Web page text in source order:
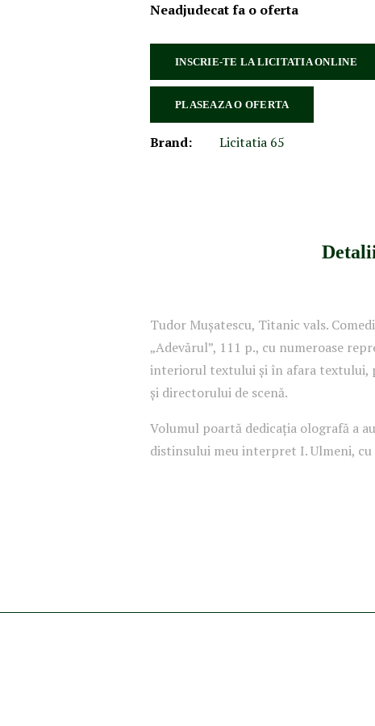
Neadjudecat fa o oferta
INSCRIE-TE LA LICITATIA ONLINE
PLASEAZA O OFERTA
Brand: Licitatia 65
Tudor Mușatescu, Titanic vals.
„Adevărul”, 111 p., cu numeroase
interiorul textului și în afara textului,
și directorului de scenă.
Volumul poartă dedicația olografă a
distinsului meu interpret I. Ulmeni,